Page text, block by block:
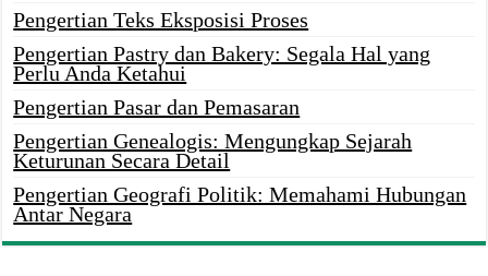
Pengertian Teks Eksposisi Proses
Pengertian Pastry dan Bakery: Segala Hal yang
Perlu Anda Ketahui
Pengertian Pasar dan Pemasaran
Pengertian Genealogis: Mengungkap Sejarah
Keturunan Secara Detail
Pengertian Geografi Politik: Memahami Hubungan
Antar Negara